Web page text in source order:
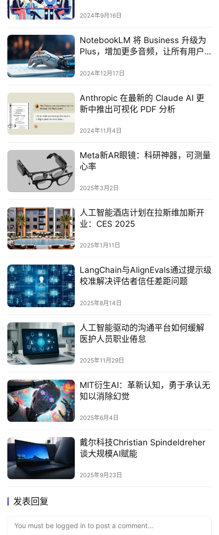
2024年9月16日
NotebookLM 将 Business 升级为
Plus，增加更多音频，让所有用户
2024年12月17日
Anthropic 在最新的 Claude AI 更
新中推出可视化 PDF 分析
2024年11月4日
‌Meta新AR眼镜：科研神器，可测量
心率‌
2025年3月2日
人工智能酒店计划在拉斯维加斯开
业：CES 2025
2025年1月11日
LangChain与AlignEvals通过提示级
校准解决评估者信任差距问题
2025年8月14日
人工智能驱动的沟通平台如何缓解
医护人员职业倦怠
2025年11月29日
MIT衍生AI：革新认知，勇于承认无
知以消除幻觉
2025年6月4日
戴尔科技Christian Spindeldreher
谈大规模AI赋能‌
2025年9月23日
发表回复
You must be logged in to post a comment...